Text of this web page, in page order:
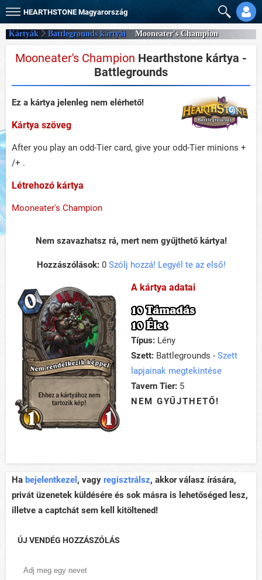
HEARTHSTONE Magyarország
Kártyák Battlegrounds kártyái Mooneater's Champion
Mooneater's Champion Hearthstone kártya -
Battlegrounds
Ez a kártya jelenleg nem elérhető!
Kártya szöveg
After you play an odd-Tier card, give your odd-Tier minions +
/+ .
Létrehozó kártya
Mooneater's Champion
Nem szavazhatsz rá, mert nem gyűjthető kártya!
Hozzászólások:0 Szólj hozzá! Legyél te az első!
A kártya adatai
10 Támadás
10 Élet
Típus: Lény
Szett: Battlegrounds - Szett
lapjainak megtekintése
Tavern Tier: 5
NEM GYŰJTHETŐ!
Ha bejelentkezel , vagy regisztrálsz, akkor válasz írására,
privát üzenetek küldésére és sok másra is lehetőséged lesz,
illetve a captchát sem kell kitöltened!
ÚJ VENDÉG HOZZÁSZÓLÁS